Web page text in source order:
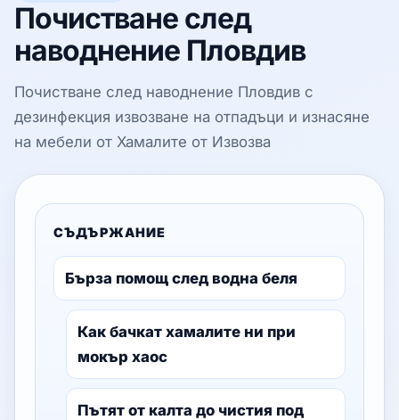
Почистване след
наводнение Пловдив
Почистване след наводнение Пловдив с
дезинфекция извозване на отпадъци и изнасяне
на мебели от Хамалите от Извозва
СЪДЪРЖАНИЕ
Бърза помощ след водна беля
Как бачкат хамалите ни при
мокър хаос
Пътят от калта до чистия под